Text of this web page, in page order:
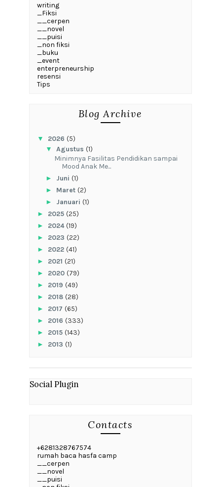
writing
_Fiksi
__cerpen
__novel
__puisi
_non fiksi
_buku
_event
enterpreneurship
resensi
Tips
Blog Archive
▼ 2026 (5)
▼ Agustus (1)
‎Minimnya Fasilitas Pendidikan sampai
Mood Anak Me...
► Juni (1)
► Maret (2)
► Januari (1)
► 2025 (25)
► 2024(19)
► 2023 (22)
► 2022 (41)
► 2021 (21)
► 2020 (79)
► 2019 (49)
► 2018 (28)
► 2017 (65)
► 2016 (333)
► 2015 (143)
► 2013 (1)
Social Plugin
Contacts
+6281328767574
rumah baca hasfa camp
__cerpen
__novel
__puisi